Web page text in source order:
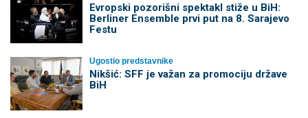
Evropski pozorišni spektakl stiže u BiH:
Berliner Ensemble prvi put na 8. Sarajevo
Festu
Ugostio predstavnike
Nikšić: SFF je važan za promociju države
BiH